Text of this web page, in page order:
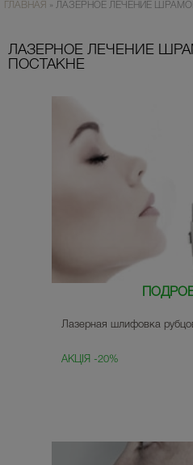
ГЛАВНАЯ » ЛАЗЕРНОЕ ЛЕЧЕНИЕ
ЛАЗЕРНОЕ ЛЕЧЕНИЕ
ПОСТАКНЕ
Лазерная шлифовка
АКЦІЯ -20%